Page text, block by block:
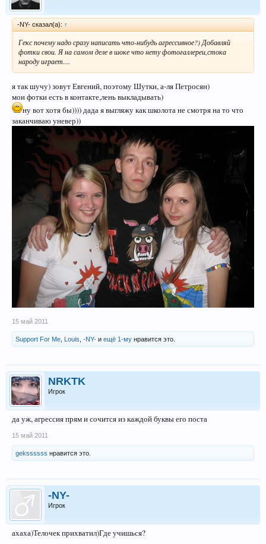
-NY- сказал(а): ↑
Гекс почему надо сразу написать что-нибудь агрессивное?) Добавляй
фотки свои. Я на самом деле в шоке что нету фотогаллереи,стока
народу играет....
я так шучу) зовут Евгений, поэтому Шутки, а-ля Петросян)
мои фотки есть в контакте,лень выкладывать)
ну вот хотя бы)))) дада я выгляжу как школота не смотря на то что
заканчиваю уневер))
15 май 2011
Support For Me Louis -NY- и ещё 1-му нравится это.
NRKTK
Игрок
да уж, агрессия прям и сочится из каждой буквы его поста
15 май 2011
gekssssss нравится это.
-NY-
Игрок
ахаха)Телочек прихватил)Где учишься?